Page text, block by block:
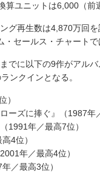
算ユニットは6,000（前
グ再生数は4,870万回
セールス・チャートで
でに以下の9作がアル
ンクインとなる。
）
ーズに捧ぐ』（1987年
1991年／最高7位）
4位）
年／最高4位）
／最高3位）